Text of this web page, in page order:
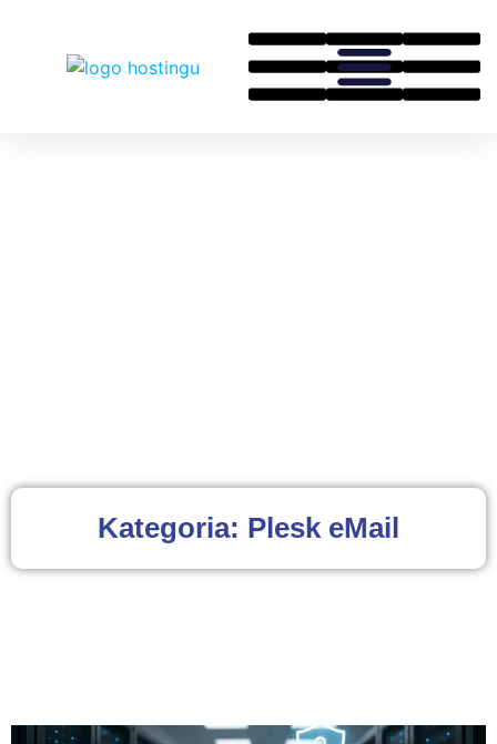
Kategoria: Plesk eMail